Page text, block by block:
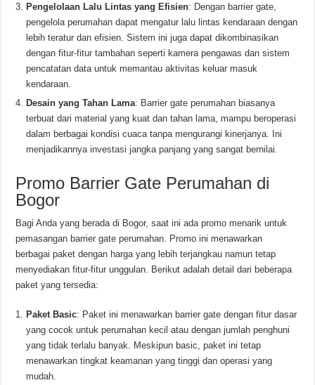
Pengelolaan Lalu Lintas yang Efisien: Dengan barrier gate,
pengelola perumahan dapat mengatur lalu lintas kendaraan dengan
lebih teratur dan efisien. Sistem ini juga dapat dikombinasikan
dengan fitur-fitur tambahan seperti kamera pengawas dan sistem
pencatatan data untuk memantau aktivitas keluar masuk
kendaraan.
Desain yang Tahan Lama: Barrier gate perumahan biasanya
terbuat dari material yang kuat dan tahan lama, mampu beroperasi
dalam berbagai kondisi cuaca tanpa mengurangi kinerjanya. Ini
menjadikannya investasi jangka panjang yang sangat bernilai.
Promo Barrier Gate Perumahan di
Bogor
Bagi Anda yang berada di Bogor, saat ini ada promo menarik untuk
pemasangan barrier gate perumahan. Promo ini menawarkan
berbagai paket dengan harga yang lebih terjangkau namun tetap
menyediakan fitur-fitur unggulan. Berikut adalah detail dari beberapa
paket yang tersedia:
Paket Basic: Paket ini menawarkan barrier gate dengan fitur dasar
yang cocok untuk perumahan kecil atau dengan jumlah penghuni
yang tidak terlalu banyak. Meskipun basic, paket ini tetap
menawarkan tingkat keamanan yang tinggi dan operasi yang
mudah.